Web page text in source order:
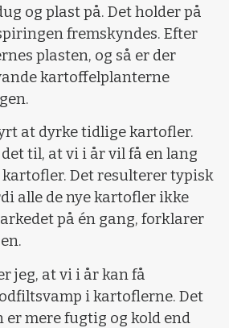
og plast på. Det holder på
fremskyndes. Efter
plasten, og så er der
kartoffelplanterne
at dyrke tidlige kartofler.
til, at vi i år vil få en lang
Det resulterer typisk
alle de nye kartofler ikke
på én gang, forklarer
jeg, at vi i år kan få
i kartoflerne. Det
er mere fugtig og kold end